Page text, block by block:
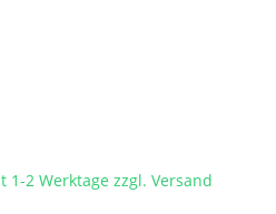
1-2 Werktage zzgl. Versand